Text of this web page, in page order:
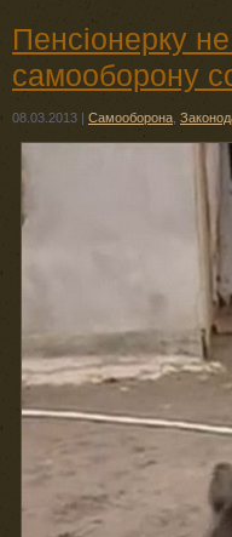
Пенсіонерку
самооборону
08.03.2013 Самооборона,